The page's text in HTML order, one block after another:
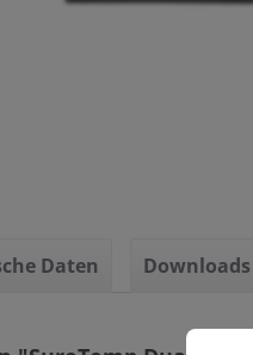
Daten Downloads